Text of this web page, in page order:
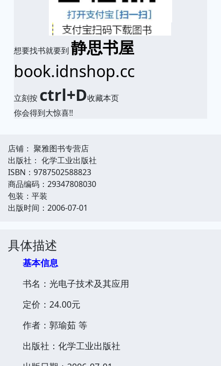
想要找书就要到 静思书屋
book.idnshop.cc
立刻按 ctrl+D收藏本页
你会得到大惊喜!!
店铺： 聚雅图书专营店
出版社： 化学工业出版社
ISBN：9787502588823
商品编码：29347808030
包装：平装
出版时间：2006-07-01
具体描述
基本信息
书名：光电子技术及其应用
定价：24.00元
作者：郭瑜茹 等
出版社：化学工业出版社